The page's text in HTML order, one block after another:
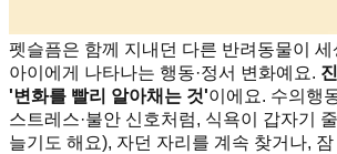
펫슬픔은 함께 지내던 다른 반려동물이
아이에게 나타나는 행동·정서 변화예요.
'변화를 빨리 알아채는 것'이에요. 수의행
스트레스·불안 신호처럼, 식욕이 갑자기
늘기도 해요), 자던 자리를 계속 찾거나, 잠